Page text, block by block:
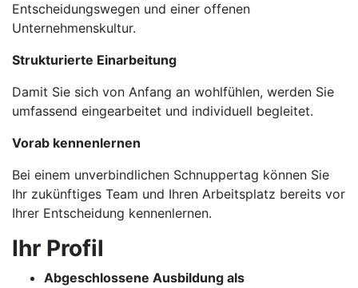
Entscheidungswegen und einer offenen
Unternehmenskultur.
Strukturierte Einarbeitung
Damit Sie sich von Anfang an wohlfühlen, werden Sie
umfassend eingearbeitet und individuell begleitet.
Vorab kennenlernen
Bei einem unverbindlichen Schnuppertag können Sie
Ihr zukünftiges Team und Ihren Arbeitsplatz bereits vor
Ihrer Entscheidung kennenlernen.
Ihr Profil
Abgeschlossene Ausbildung als